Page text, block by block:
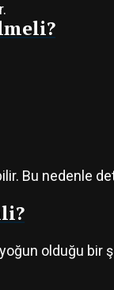
Bu nedenle
olduğu bir